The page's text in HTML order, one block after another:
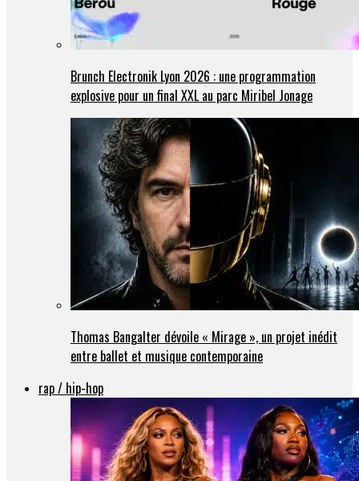
Brunch Electronik Lyon 2026 : une programmation
explosive pour un final XXL au parc Miribel Jonage
Thomas Bangalter dévoile « Mirage », un projet inédit
entre ballet et musique contemporaine
rap / hip-hop